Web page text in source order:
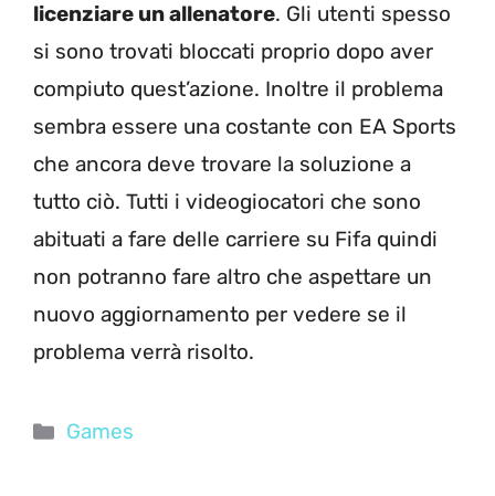
licenziare un allenatore. Gli utenti spesso
si sono trovati bloccati proprio dopo aver
compiuto quest’azione. Inoltre il problema
sembra essere una costante con EA Sports
che ancora deve trovare la soluzione a
tutto ciò. Tutti i videogiocatori che sono
abituati a fare delle carriere su Fifa quindi
non potranno fare altro che aspettare un
nuovo aggiornamento per vedere se il
problema verrà risolto.
Categorie
Games